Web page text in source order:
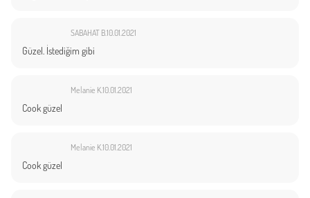
SABAHAT B.10.01.2021
Güzel. İstediğim gibi
Melanie K.10.01.2021
Cook güzel
Melanie K.10.01.2021
Cook güzel